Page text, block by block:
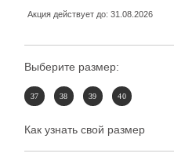
Акция действует до: 31.08.2026
Выберите размер:
37 38 39 40
Как узнать свой размер